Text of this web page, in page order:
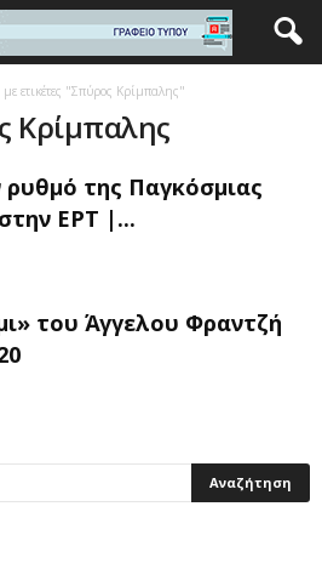
ετικέτες "Σπύρος Κρίμπαλης"
Κρίμπαλης
ρυθμό της Παγκόσμιας
ΕΡΤ |...
του Άγγελου Φραντζή